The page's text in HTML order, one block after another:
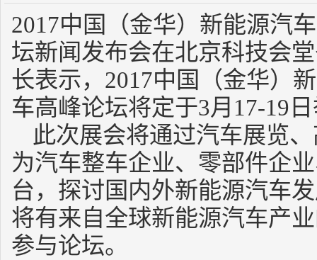
2017中国（金华）新能源汽
坛新闻发布会在北京科技会
长表示，2017中国（金华）
车高峰论坛将定于3月17-19
此次展会将通过汽车展览
为汽车整车企业、零部件企
台，探讨国内外新能源汽车
将有来自全球新能源汽车产
参与论坛。